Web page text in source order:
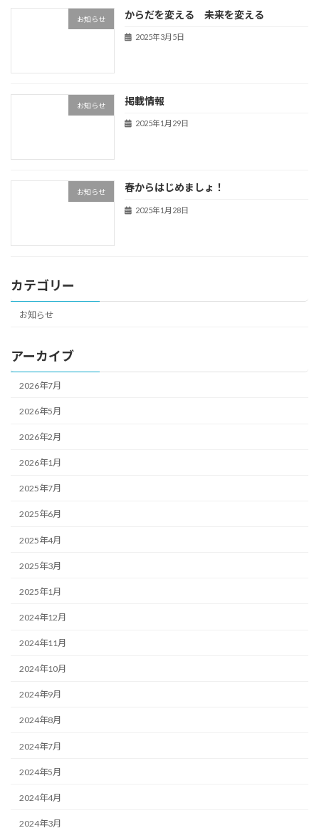
お知らせ からだを変える 未来を変える
2025年3月5日
お知らせ 掲載情報
2025年1月29日
お知らせ 春からはじめましょ！
2025年1月28日
カテゴリー
お知らせ
アーカイブ
2026年7月
2026年5月
2026年2月
2026年1月
2025年7月
2025年6月
2025年4月
2025年3月
2025年1月
2024年12月
2024年11月
2024年10月
2024年9月
2024年8月
2024年7月
2024年5月
2024年4月
2024年3月